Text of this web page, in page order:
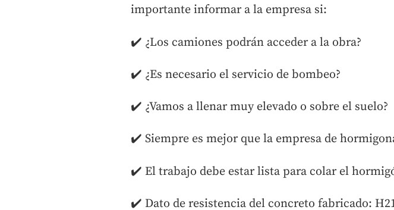
importante informar a la empresa si:
✔️ ¿Los camiones podrán acceder a la obra?
✔️ ¿Es necesario el servicio de bombeo?
✔️ ¿Vamos a llenar muy elevado o sobre el suelo?
✔️ Siempre es mejor que la empresa de
✔️ El trabajo debe estar lista para colar el
✔️ Dato de resistencia del concreto fabricado: